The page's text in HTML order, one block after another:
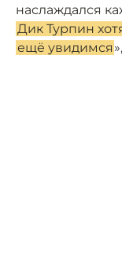
наслаждался
Дик Турпин
ещё увидимся